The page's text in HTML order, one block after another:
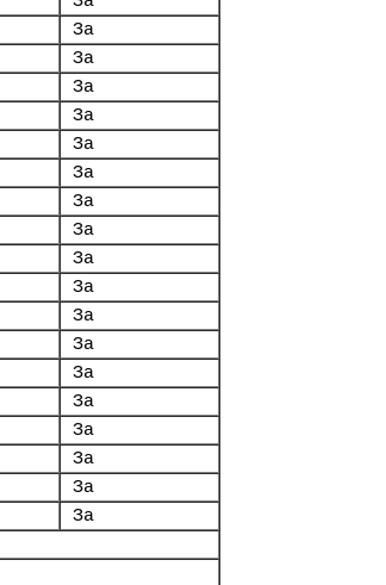
За
За
За
За
За
За
За
За
За
За
За
За
За
За
За
За
За
За